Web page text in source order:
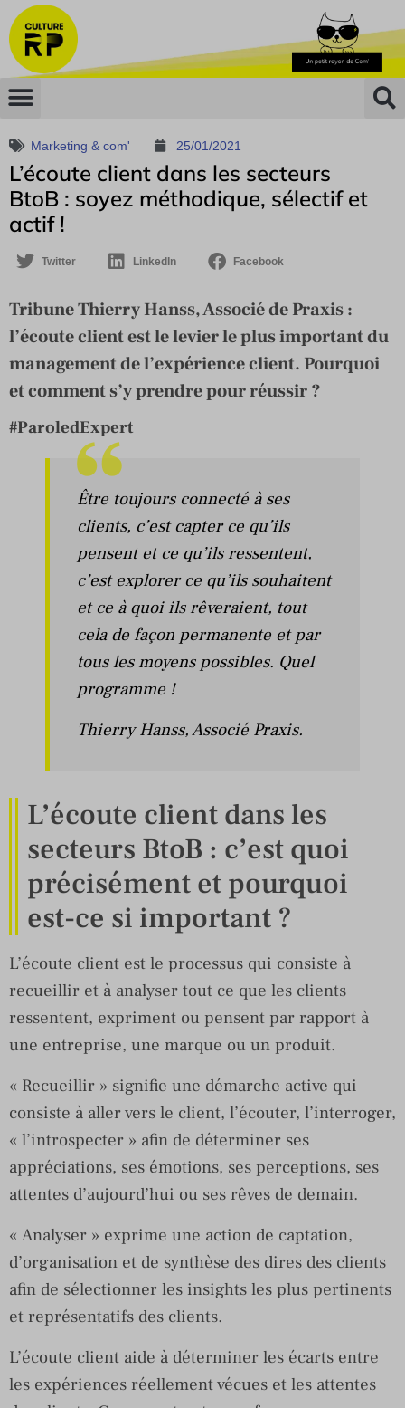
Marketing & com' 25/01/2021
L’écoute client dans les secteurs
BtoB : soyez méthodique, sélectif et
actif !
Twitter LinkedIn Facebook
Tribune Thierry Hanss, Associé de Praxis :
l’écoute client est le levier le plus important du
management de l’expérience client. Pourquoi
et comment s’y prendre pour réussir ?
#ParoledExpert
Être toujours connecté à ses
clients, c’est capter ce qu’ils
pensent et ce qu’ils ressentent,
c’est explorer ce qu’ils souhaitent
et ce à quoi ils rêveraient, tout
cela de façon permanente et par
tous les moyens possibles. Quel
programme !
Thierry Hanss, Associé Praxis.
L’écoute client dans les
secteurs BtoB : c’est quoi
précisément et pourquoi
est-ce si important ?
L’écoute client est le processus qui consiste à
recueillir et à analyser tout ce que les clients
ressentent, expriment ou pensent par rapport à
une entreprise, une marque ou un produit.
« Recueillir » signifie une démarche active qui
consiste à aller vers le client, l’écouter, l’interroger,
« l’introspecter » afin de déterminer ses
appréciations, ses émotions, ses perceptions, ses
attentes d’aujourd’hui ou ses rêves de demain.
« Analyser » exprime une action de captation,
d’organisation et de synthèse des dires des clients
afin de sélectionner les insights les plus pertinents
et représentatifs des clients.
L’écoute client aide à déterminer les écarts entre
les expériences réellement vécues et les attentes